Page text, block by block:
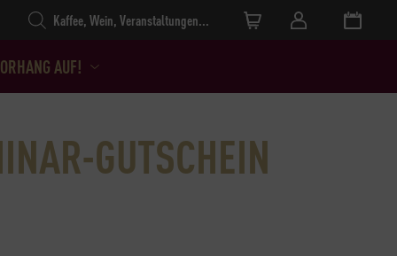
AUF!
Products search
GUTSCHEIN